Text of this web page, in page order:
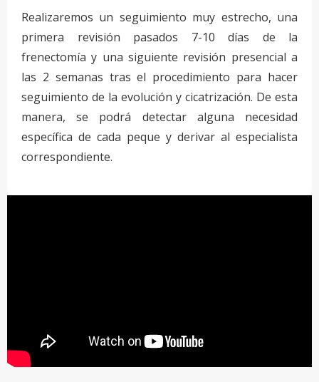
Realizaremos un seguimiento muy estrecho, una
primera revisión pasados 7-10 días de la
frenectomía y una siguiente revisión presencial a
las 2 semanas tras el procedimiento para hacer
seguimiento de la evolución y cicatrización. De esta
manera, se podrá detectar alguna necesidad
específica de cada peque y derivar al especialista
correspondiente.